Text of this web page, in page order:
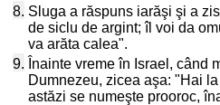
8. Sluga a răspuns iarăşi şi a
de siclu de argint; îl voi da
va arăta calea".
9. Înainte vreme în Israel, când
Dumnezeu, zicea aşa: "Hai
astăzi se numeşte prooroc,